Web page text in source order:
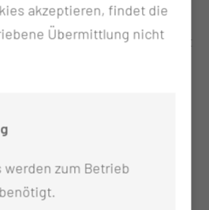
Befunde
vom Haus- oder Facharzt
akzeptieren, findet die
Übermittlung nicht
werden zum Betrieb